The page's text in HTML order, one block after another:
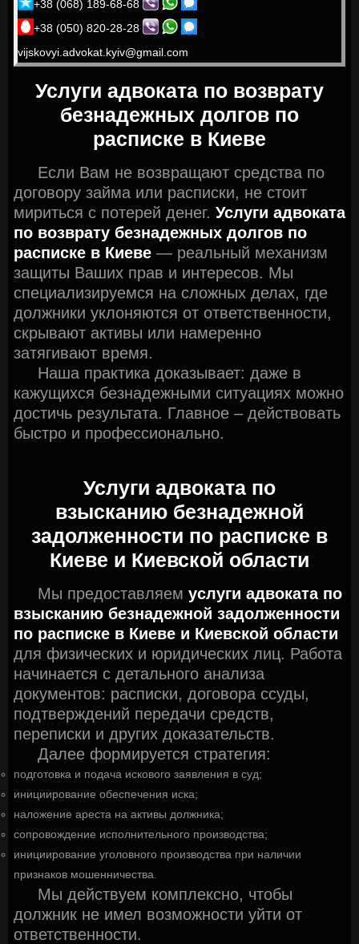
+38 (068) 189-68-68
+38 (050) 820-28-28
vijskovyi.advokat.kyiv@gmail.com
Услуги адвоката по возврату
безнадежных долгов по
расписке в Киеве
Если Вам не возвращают средства по
договору займа или расписки, не стоит
мириться с потерей денег. Услуги адвоката
по возврату безнадежных долгов по
расписке в Киеве — реальный механизм
защиты Ваших прав и интересов. Мы
специализируемся на сложных делах, где
должники уклоняются от ответственности,
скрывают активы или намеренно
затягивают время.
Наша практика доказывает: даже в
кажущихся безнадежными ситуациях можно
достичь результата. Главное – действовать
быстро и профессионально.
Услуги адвоката по
взысканию безнадежной
задолженности по расписке в
Киеве и Киевской области
Мы предоставляем услуги адвоката по
взысканию безнадежной задолженности
по расписке в Киеве и Киевской области
для физических и юридических лиц. Работа
начинается с детального анализа
документов: расписки, договора ссуды,
подтверждений передачи средств,
переписки и других доказательств.
Далее формируется стратегия:
подготовка и подача искового заявления в суд;
инициирование обеспечения иска;
наложение ареста на активы должника;
сопровождение исполнительного производства;
инициирование уголовного производства при наличии
признаков мошенничества.
Мы действуем комплексно, чтобы
должник не имел возможности уйти от
ответственности.